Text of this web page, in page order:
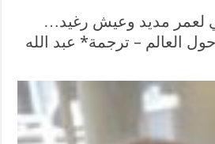
لعمر مديد وعيش رغيد…
حول العالم – ترجمة* عبد الله